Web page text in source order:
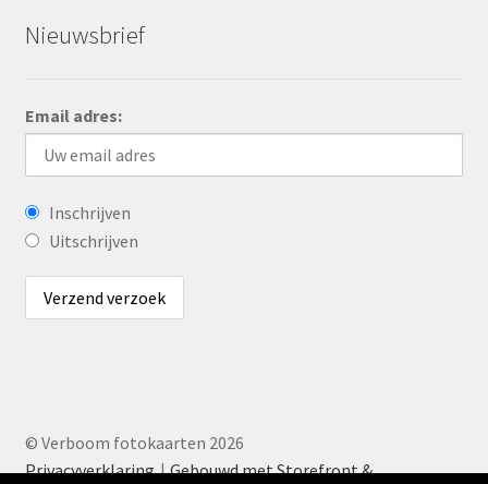
Nieuwsbrief
Email adres:
Inschrijven
Uitschrijven
© Verboom fotokaarten 2026
Privacyverklaring
Gebouwd met Storefront &